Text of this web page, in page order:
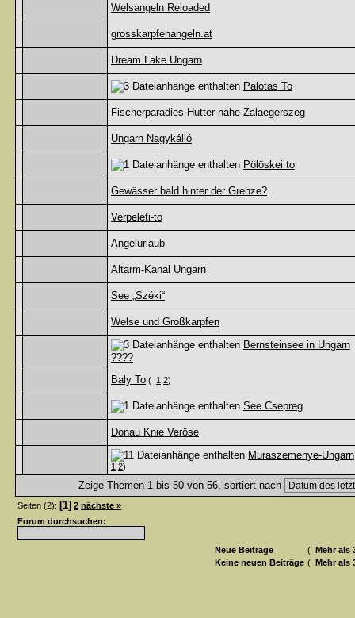
Welsangeln Reloaded
grosskarpfenangeln.at
Dream Lake Ungarn
Palotas To
Fischerparadies Hutter nähe Zalaegerszeg
Ungarn Nagykálló
Pölöskei to
Gewässer bald hinter der Grenze?
Verpeleti-to
Angelurlaub
Altarm-Kanal Ungarn
See „Széki“
Welse und Großkarpfen
Bernsteinsee in Ungarn
????
Baly To ( 1 2)
See Csepreg
Donau Knie Veröse
Muraszemenye-Ungarn
1 2)
Zeige Themen 1 bis 50 von 56, sortiert nach
Seiten (2): [1] 2 nächste »
Forum durchsuchen:
Neue Beiträge ( Mehr als
Keine neuen Beiträge ( Mehr als